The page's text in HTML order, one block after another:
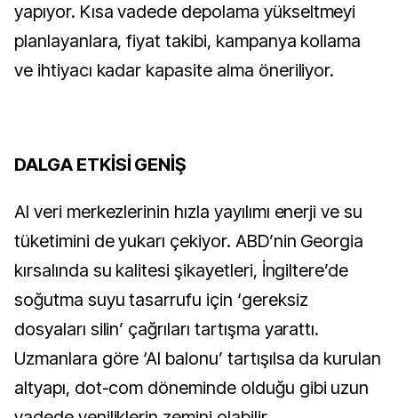
yapıyor. Kısa vadede depolama yükseltmeyi
planlayanlara, fiyat takibi, kampanya kollama
ve ihtiyacı kadar kapasite alma öneriliyor.
DALGA ETKİSİ GENİŞ
AI veri merkezlerinin hızla yayılımı enerji ve su
tüketimini de yukarı çekiyor. ABD’nin Georgia
kırsalında su kalitesi şikayetleri, İngiltere’de
soğutma suyu tasarrufu için ‘gereksiz
dosyaları silin’ çağrıları tartışma yarattı.
Uzmanlara göre ‘AI balonu’ tartışılsa da kurulan
altyapı, dot-com döneminde olduğu gibi uzun